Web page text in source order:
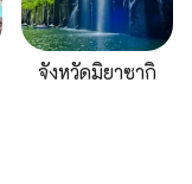
จังหวัดมิยาซากิ